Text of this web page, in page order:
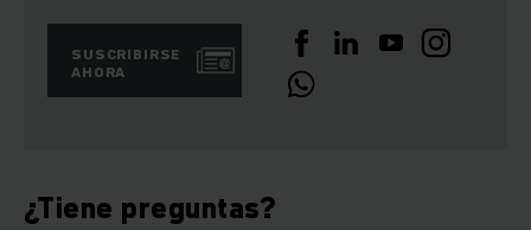
SUSCRIBIRSE
AHORA
¿Tiene preguntas?